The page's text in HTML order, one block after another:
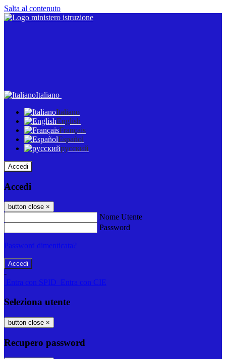
Salta al contenuto
Italiano
Italiano
English
Français
Español
русский
Accedi
Accedi
button close ×
Nome Utente
Password
Password dimenticata?
-
Entra con SPID
Entra con CIE
Seleziona utente
button close ×
Recupero password